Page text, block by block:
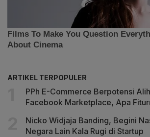
ARTIKEL TERPOPULER
PPh E-Commerce Berpotensi
Facebook Marketplace, Apa
Nicko Widjaja Banding, Begini
Negara Lain Kala Rugi di Startup